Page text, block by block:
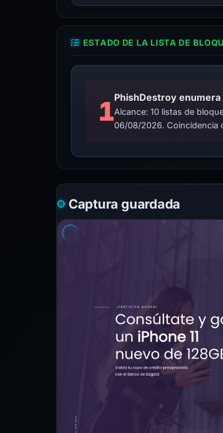
ESTADO DE LA LISTA DE
1PhishDestroy
Alcance: 10 listas de
06/08/2026. Coincidencia
Captura guardada